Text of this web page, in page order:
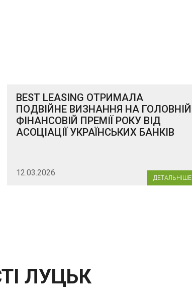
BEST LEASING ОТРИМАЛА
ПОДВІЙНЕ ВИЗНАННЯ НА ГОЛОВНІЙ
ФІНАНСОВІЙ ПРЕМІЇ РОКУ ВІД
АСОЦІАЦІЇ УКРАЇНСЬКИХ БАНКІВ
12.03.2026
ДЕТАЛЬНІШЕ
ЛУЦЬК